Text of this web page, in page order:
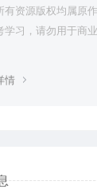
有资源版权均属原
学习，请勿用于商
情